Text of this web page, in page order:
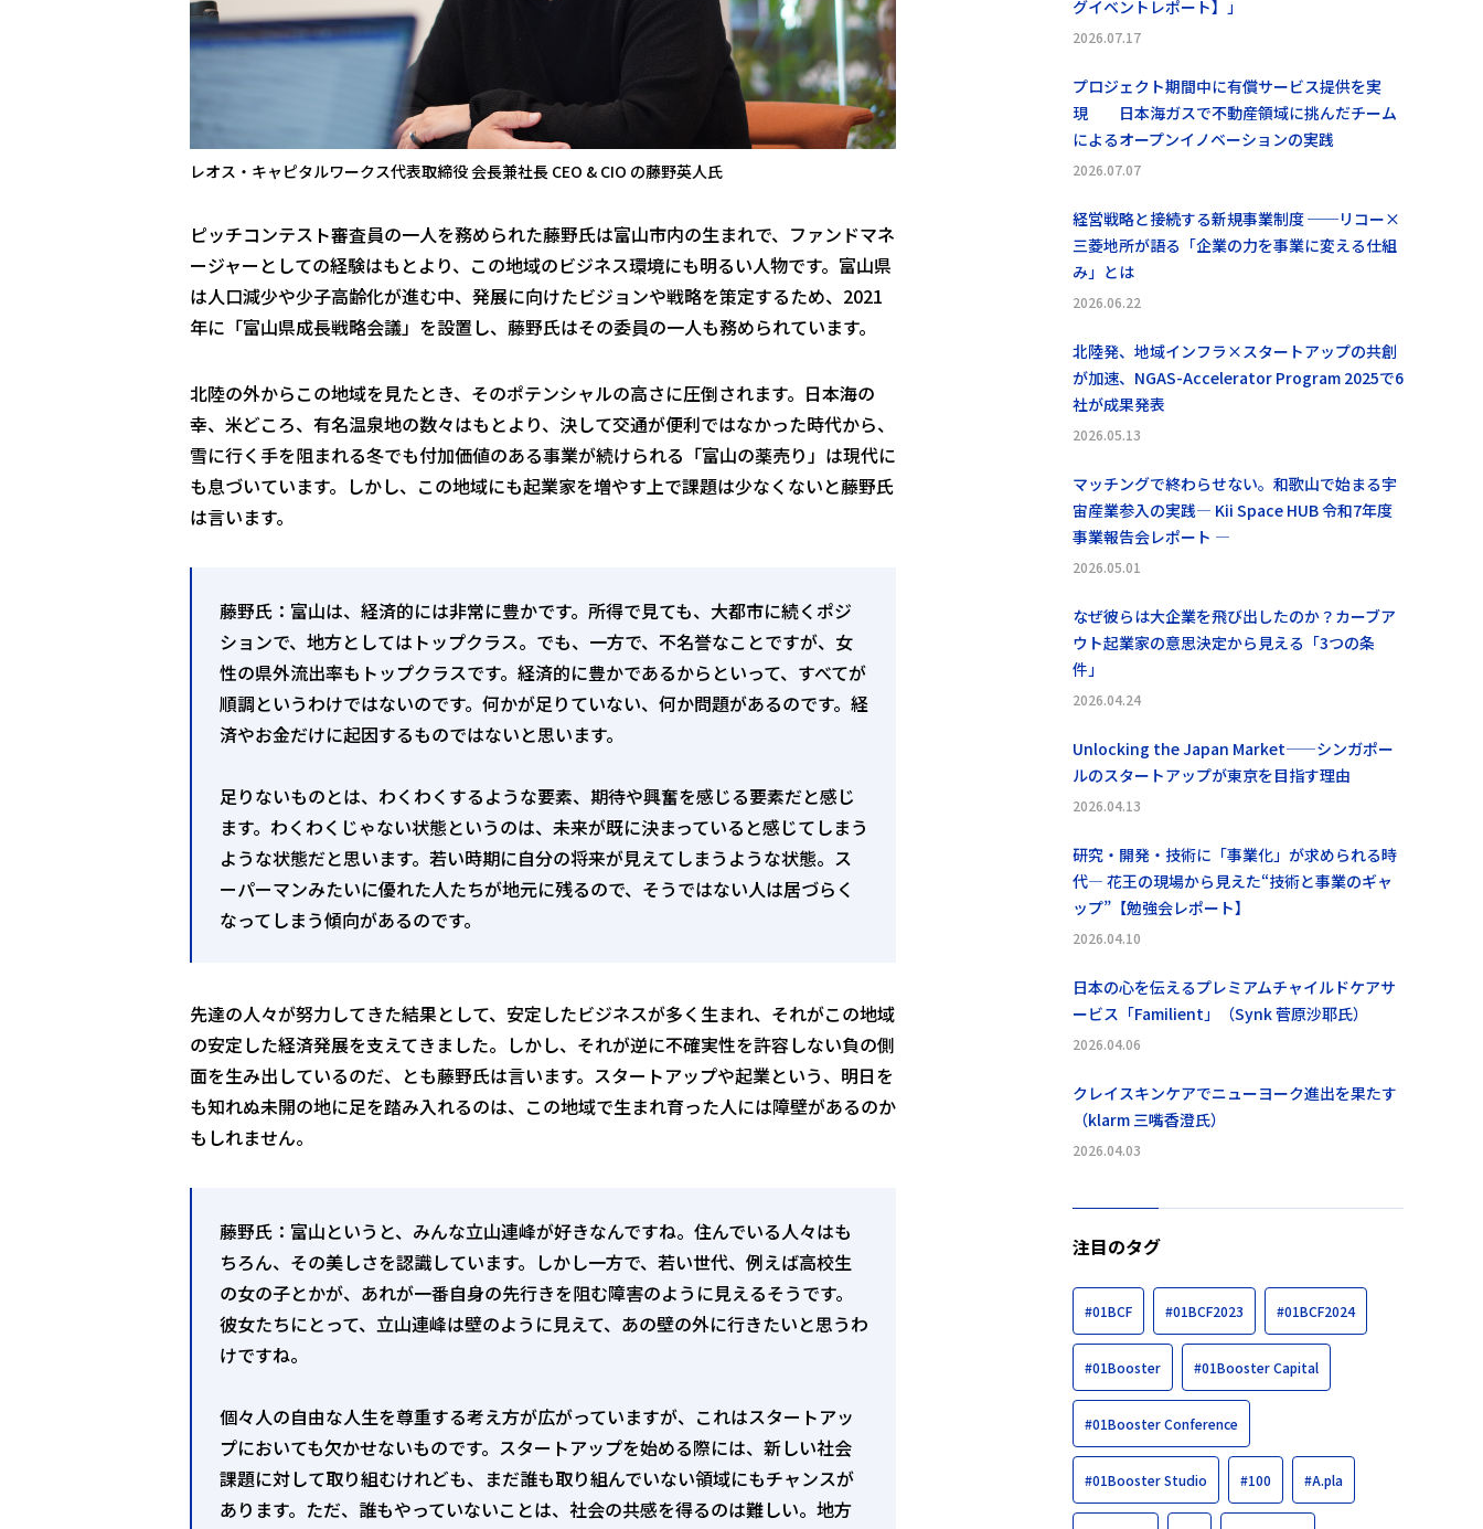
レオス・キャピタルワークス代表取締役 会長兼社長 CEO & CIO の藤野英人氏
ピッチコンテスト審査員の一人を務められた藤野氏は富山市内の生まれで、ファンドマネ
ージャーとしての経験はもとより、この地域のビジネス環境にも明るい人物です。富山県
は人口減少や少子高齢化が進む中、発展に向けたビジョンや戦略を策定するため、2021
年に「富山県成長戦略会議」を設置し、藤野氏はその委員の一人も務められています。
北陸の外からこの地域を見たとき、そのポテンシャルの高さに圧倒されます。日本海の
幸、米どころ、有名温泉地の数々はもとより、決して交通が便利ではなかった時代から、
雪に行く手を阻まれる冬でも付加価値のある事業が続けられる「富山の薬売り」は現代に
も息づいています。しかし、この地域にも起業家を増やす上で課題は少なくないと藤野氏
は言います。
藤野氏：富山は、経済的には非常に豊かです。所得で見ても、大都市に続くポジ
ションで、地方としてはトップクラス。でも、一方で、不名誉なことですが、女
性の県外流出率もトップクラスです。経済的に豊かであるからといって、すべてが
順調というわけではないのです。何かが足りていない、何か問題があるのです。経
済やお金だけに起因するものではないと思います。
足りないものとは、わくわくするような要素、期待や興奮を感じる要素だと感じ
ます。わくわくじゃない状態というのは、未来が既に決まっていると感じてしまう
ような状態だと思います。若い時期に自分の将来が見えてしまうような状態。ス
ーパーマンみたいに優れた人たちが地元に残るので、そうではない人は居づらく
なってしまう傾向があるのです。
先達の人々が努力してきた結果として、安定したビジネスが多く生まれ、それがこの地域
の安定した経済発展を支えてきました。しかし、それが逆に不確実性を許容しない負の側
面を生み出しているのだ、とも藤野氏は言います。スタートアップや起業という、明日を
も知れぬ未開の地に足を踏み入れるのは、この地域で生まれ育った人には障壁があるのか
もしれません。
藤野氏：富山というと、みんな立山連峰が好きなんですね。住んでいる人々はも
ちろん、その美しさを認識しています。しかし一方で、若い世代、例えば高校生
の女の子とかが、あれが一番自身の先行きを阻む障害のように見えるそうです。
彼女たちにとって、立山連峰は壁のように見えて、あの壁の外に行きたいと思うわ
けですね。
個々人の自由な人生を尊重する考え方が広がっていますが、これはスタートアッ
プにおいても欠かせないものです。スタートアップを始める際には、新しい社会
課題に対して取り組むけれども、まだ誰も取り組んでいない領域にもチャンスが
あります。ただ、誰もやっていないことは、社会の共感を得るのは難しい。地方
グイベントレポート】」
2026.07.17
プロジェクト期間中に有償サービス提供を実
現 日本海ガスで不動産領域に挑んだチーム
によるオープンイノベーションの実践
2026.07.07
経営戦略と接続する新規事業制度 ──リコー×
三菱地所が語る「企業の力を事業に変える仕組
み」とは
2026.06.22
北陸発、地域インフラ×スタートアップの共創
が加速、NGAS-Accelerator Program 2025で6
社が成果発表
2026.05.13
マッチングで終わらせない。和歌山で始まる宇
宙産業参入の実践― Kii Space HUB 令和7年度
事業報告会レポート ―
2026.05.01
なぜ彼らは大企業を飛び出したのか？カーブア
ウト起業家の意思決定から見える「3つの条
件」
2026.04.24
Unlocking the Japan Market——シンガポー
ルのスタートアップが東京を目指す理由
2026.04.13
研究・開発・技術に「事業化」が求められる時
代― 花王の現場から見えた“技術と事業のギャ
ップ”【勉強会レポート】
2026.04.10
日本の心を伝えるプレミアムチャイルドケアサ
ービス「Familient」（Synk 菅原沙耶氏）
2026.04.06
クレイスキンケアでニューヨーク進出を果たす
（klarm 三嘴香澄氏）
2026.04.03
注目のタグ
#01BCF #01BCF2023 #01BCF2024
#01Booster #01Booster Capital
#01Booster Conference
#01Booster Studio #100 #A.pla